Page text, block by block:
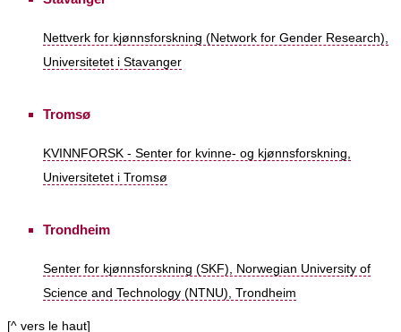
Nettverk for kjønnsforskning (Network for Gender Research),
Universitetet i Stavanger
Tromsø
KVINNFORSK - Senter for kvinne- og kjønnsforskning,
Universitetet i Tromsø
Trondheim
Senter for kjønnsforskning (SKF), Norwegian University of
Science and Technology (NTNU), Trondheim
[^ vers le haut]